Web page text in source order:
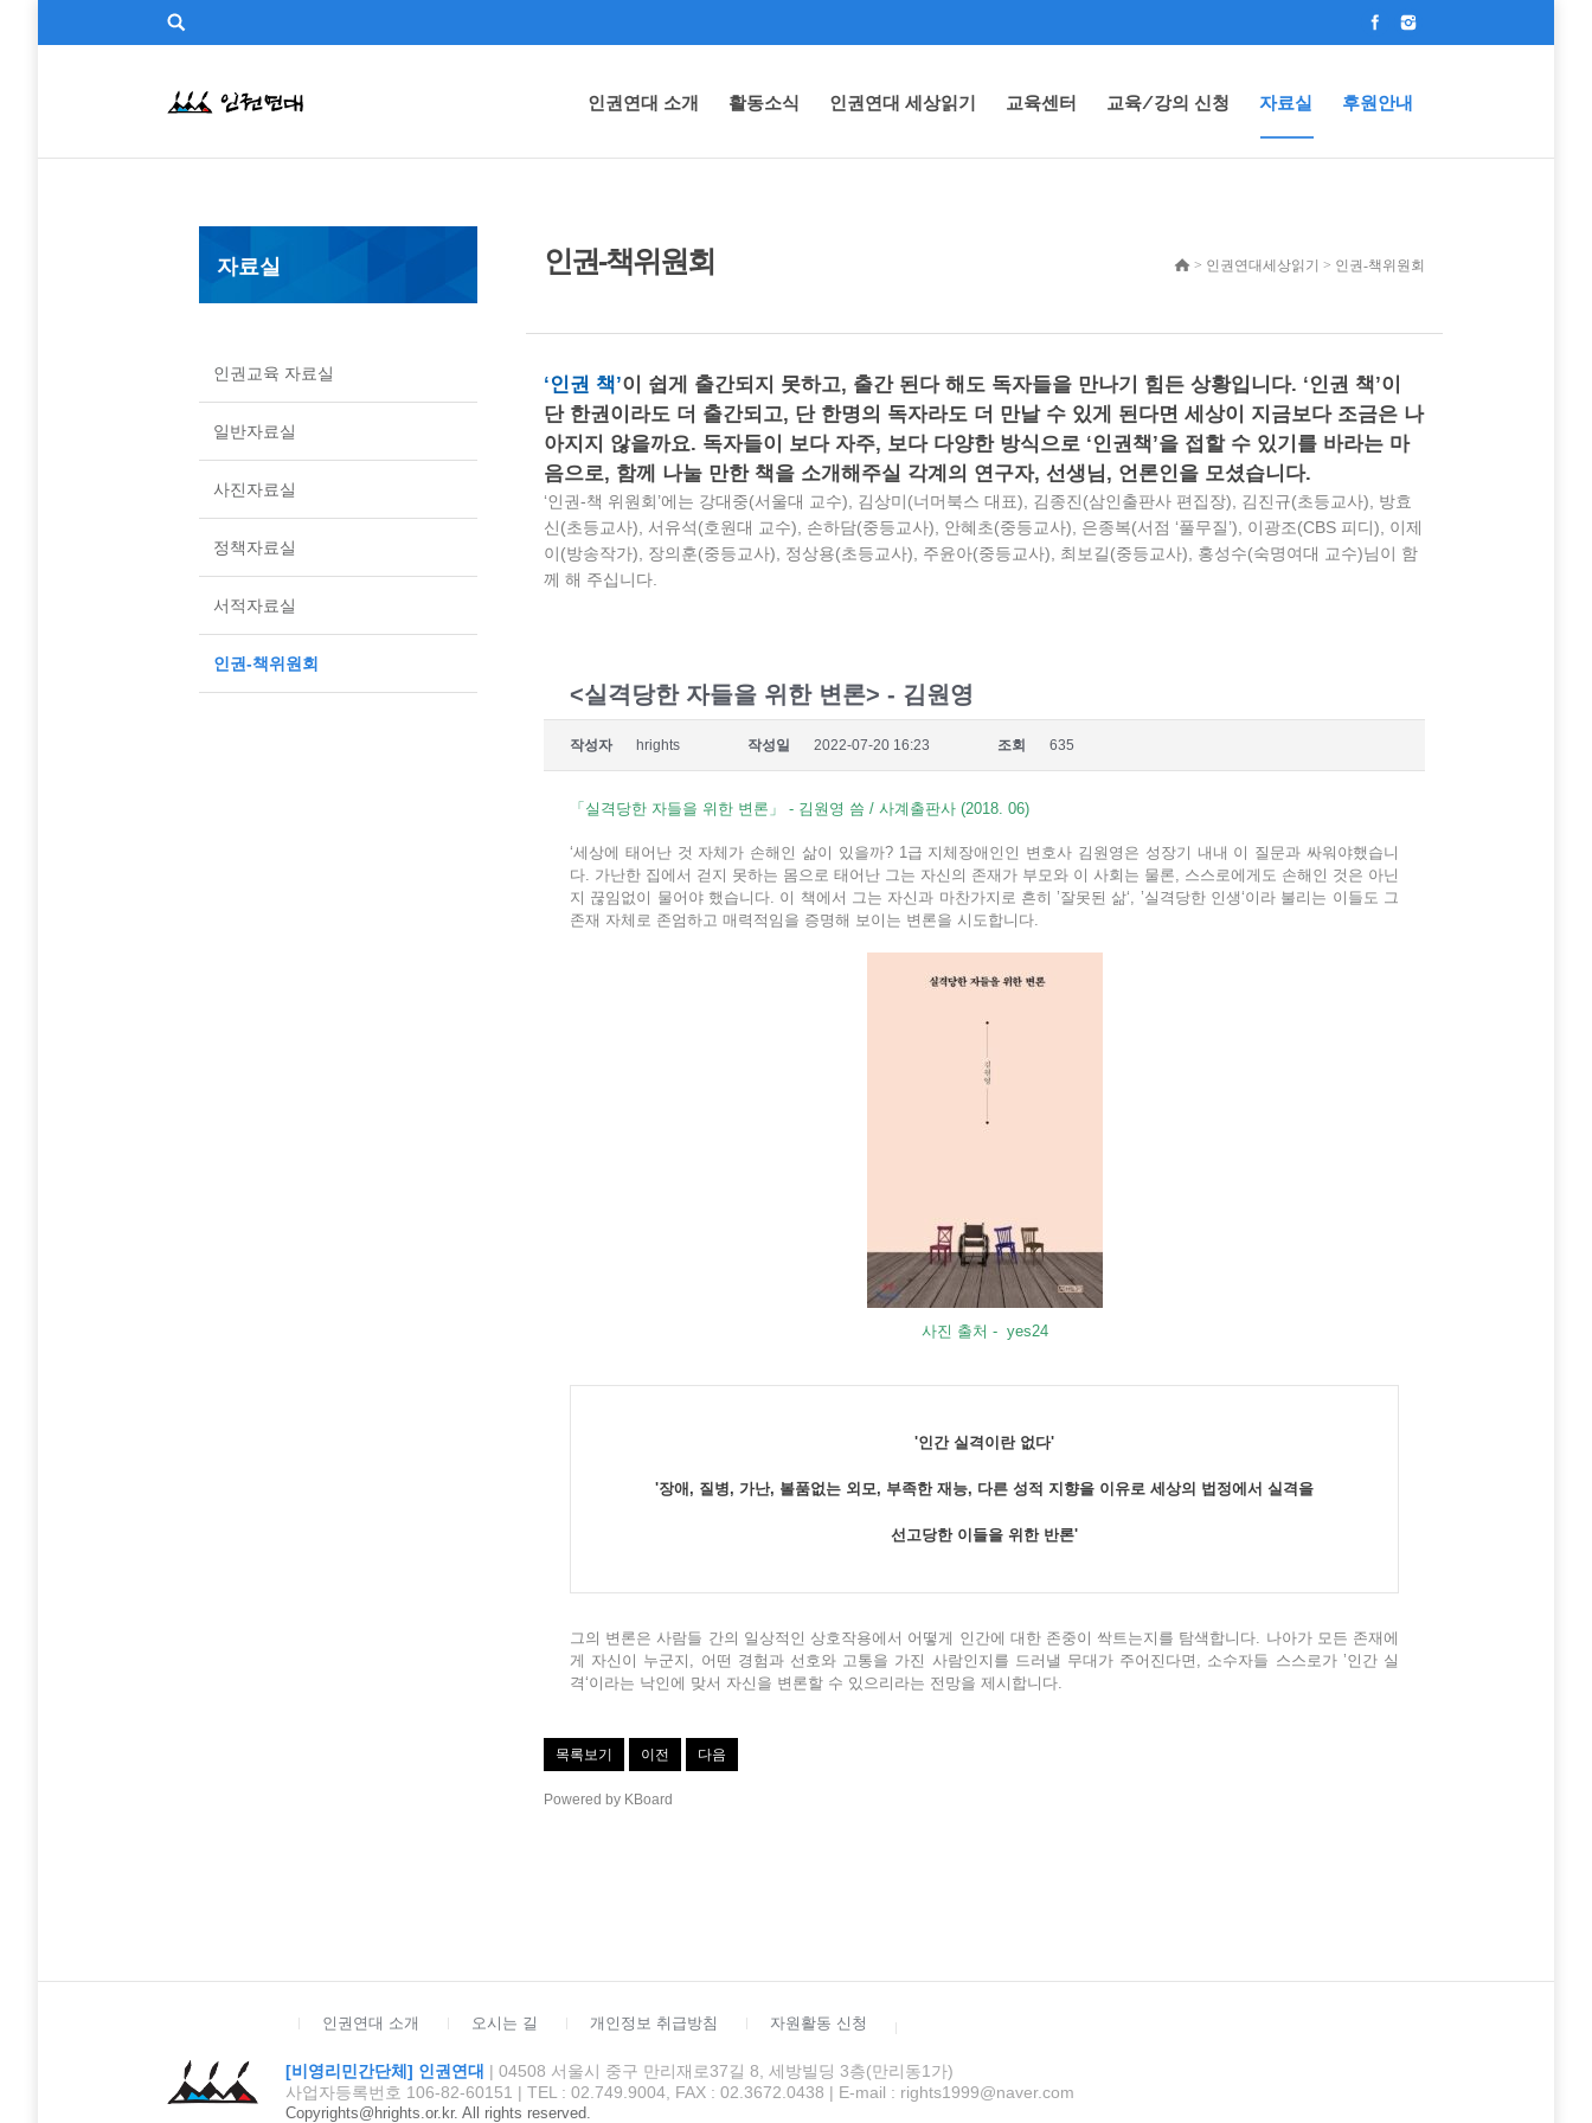
인권연대 소개 활동소식 인권연대 세상읽기 교육센터 교육/강의 신청 자료실 후원안내
자료실
인권교육 자료실
일반자료실
사진자료실
정책자료실
서적자료실
인권-책위원회
인권-책위원회 > 인권연대세상읽기 > 인권-책위원회
‘인권 책’이 쉽게 출간되지 못하고, 출간 된다 해도 독자들을 만나기 힘든 상황입니다. ‘인권 책’이
단 한권이라도 더 출간되고, 단 한명의 독자라도 더 만날 수 있게 된다면 세상이 지금보다 조금은 나
아지지 않을까요. 독자들이 보다 자주, 보다 다양한 방식으로 ‘인권책’을 접할 수 있기를 바라는 마
음으로, 함께 나눌 만한 책을 소개해주실 각계의 연구자, 선생님, 언론인을 모셨습니다.
‘인권-책 위원회’에는 강대중(서울대 교수), 김상미(너머북스 대표), 김종진(삼인출판사 편집장), 김진규(초등교사), 방효
신(초등교사), 서유석(호원대 교수), 손하담(중등교사), 안혜초(중등교사), 은종복(서점 ‘풀무질’), 이광조(CBS 피디), 이제
이(방송작가), 장의훈(중등교사), 정상용(초등교사), 주윤아(중등교사), 최보길(중등교사), 홍성수(숙명여대 교수)님이 함
께 해 주십니다.
<실격당한 자들을 위한 변론> - 김원영
작성자 hrights 작성일 2022-07-20 16:23 조회 635
「실격당한 자들을 위한 변론」 - 김원영 씀 / 사계출판사 (2018. 06)
‘세상에 태어난 것 자체가 손해인 삶이 있을까? 1급 지체장애인인 변호사 김원영은 성장기 내내 이 질문과 싸워야했습니
다. 가난한 집에서 걷지 못하는 몸으로 태어난 그는 자신의 존재가 부모와 이 사회는 물론, 스스로에게도 손해인 것은 아닌
지 끊임없이 물어야 했습니다. 이 책에서 그는 자신과 마찬가지로 흔히 ’잘못된 삶‘, ’실격당한 인생‘이라 불리는 이들도 그
존재 자체로 존엄하고 매력적임을 증명해 보이는 변론을 시도합니다.
사진 출처 - yes24
'인간 실격이란 없다'
'장애, 질병, 가난, 볼품없는 외모, 부족한 재능, 다른 성적 지향을 이유로 세상의 법정에서 실격을
선고당한 이들을 위한 반론'
그의 변론은 사람들 간의 일상적인 상호작용에서 어떻게 인간에 대한 존중이 싹트는지를 탐색합니다. 나아가 모든 존재에
게 자신이 누군지, 어떤 경험과 선호와 고통을 가진 사람인지를 드러낼 무대가 주어진다면, 소수자들 스스로가 ’인간 실
격‘이라는 낙인에 맞서 자신을 변론할 수 있으리라는 전망을 제시합니다.
목록보기 이전 다음
Powered by KBoard
인권연대 소개 오시는 길 개인정보 취급방침 자원활동 신청
[비영리민간단체] 인권연대 | 04508 서울시 중구 만리재로37길 8, 세방빌딩 3층(만리동1가)
사업자등록번호 106-82-60151 | TEL : 02.749.9004, FAX : 02.3672.0438 | E-mail : rights1999@naver.com
Copyrights@hrights.or.kr. All rights reserved.